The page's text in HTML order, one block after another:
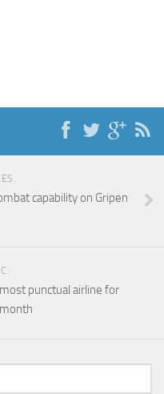
capability on Gripen
punctual airline for